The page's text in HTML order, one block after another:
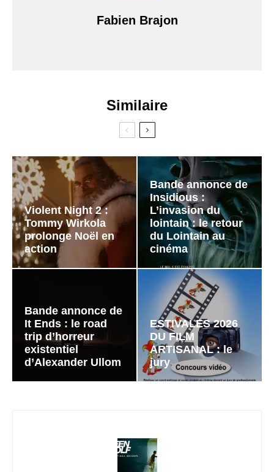
Fabien Brajon
Similaire
Violent Night 2 :
Tommy Wirkola
prolonge Noël en
action
Bande annonce de
Insidious :
L’invasion du
lointain : le retour
du Lointain au
cinéma
Bande annonce de
It Ends : le road
trip d’horreur
existentiel
d’Alexander Ullom
ESTIVALES 2026
DU FILM
ARTISANAL : le
jury